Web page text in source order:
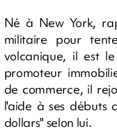
Né à New York,
militaire pour
volcanique, il est
promoteur
de commerce, il
l'aide à ses débuts
dollars" selon lui.